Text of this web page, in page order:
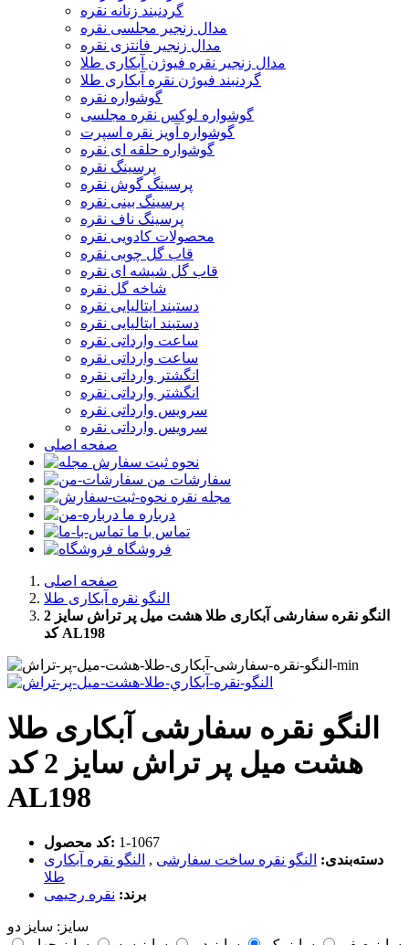
گردنبند زنانه نقره
مدال زنجیر مجلسی نقره
مدال زنجیر فانتزی نقره
مدال زنجیر نقره فیوژن آبکاری طلا
گردنبند فیوژن نقره آبکاری طلا
گوشواره نقره
گوشواره لوکس نقره مجلسی
گوشواره آویز نقره اسپرت
گوشواره حلقه ای نقره
پرسینگ نقره
پرسینگ گوش نقره
پرسینگ بینی نقره
پرسینگ ناف نقره
محصولات کادویی نقره
قاب گل چوبی نقره
قاب گل شیشه ای نقره
شاخه گل نقره
دستبند ایتالیایی نقره
دستبند ایتالیایی نقره
ساعت وارداتی نقره
ساعت وارداتی نقره
انگشتر وارداتی نقره
انگشتر وارداتی نقره
سرویس وارداتی نقره
سرویس وارداتی نقره
صفحه اصلی
نحوه ثبت سفارش
سفارشات من
مجله نقره
درباره ما
تماس با ما
فروشگاه
صفحه اصلی
النگو نقره آبکاری طلا
النگو نقره سفارشی آبکاری طلا هشت میل پر تراش سایز 2
کد AL198
النگو نقره سفارشی آبکاری طلا
هشت میل پر تراش سایز 2 کد
AL198
کد محصول: ‎1-1067
دسته‌بندی: النگو نقره ساخت سفارشی , النگو نقره آبکاری
طلا
برند: نقره رحیمی
سایز: سایز دو